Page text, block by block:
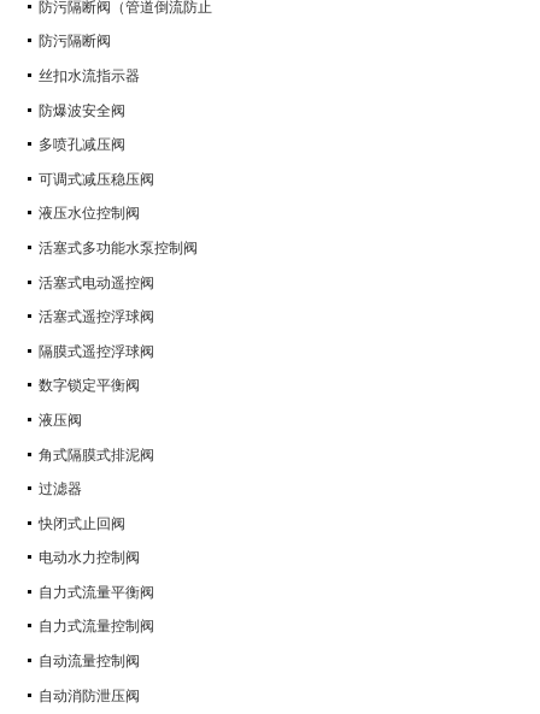
防污隔断阀（管道倒流防止
防污隔断阀
丝扣水流指示器
防爆波安全阀
多喷孔减压阀
可调式减压稳压阀
液压水位控制阀
活塞式多功能水泵控制阀
活塞式电动遥控阀
活塞式遥控浮球阀
隔膜式遥控浮球阀
数字锁定平衡阀
液压阀
角式隔膜式排泥阀
过滤器
快闭式止回阀
电动水力控制阀
自力式流量平衡阀
自力式流量控制阀
自动流量控制阀
自动消防泄压阀